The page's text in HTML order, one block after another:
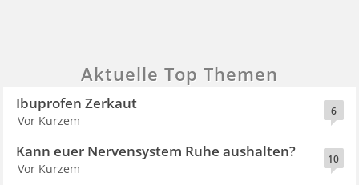
Aktuelle Top Themen
6
Ibuprofen Zerkaut
Vor Kurzem
10
Kann euer Nervensystem Ruhe aushalten?
Vor Kurzem